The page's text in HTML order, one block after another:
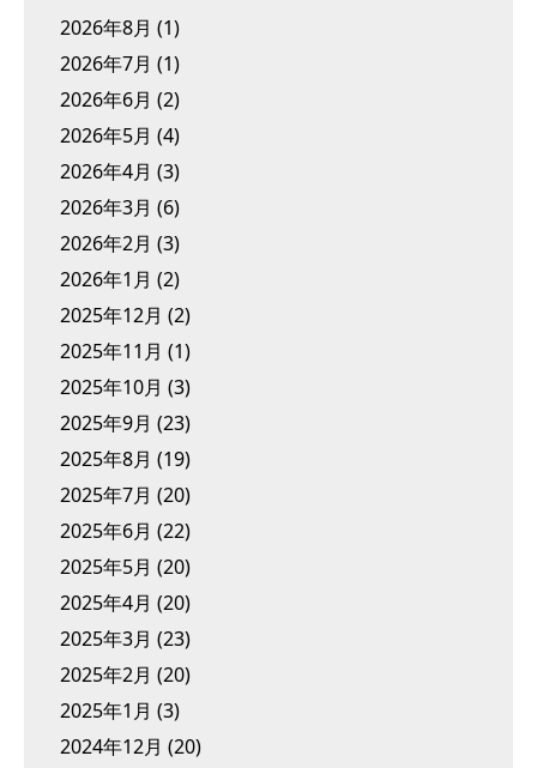
2026年8月 (1)
2026年7月 (1)
2026年6月 (2)
2026年5月 (4)
2026年4月 (3)
2026年3月 (6)
2026年2月 (3)
2026年1月 (2)
2025年12月 (2)
2025年11月 (1)
2025年10月 (3)
2025年9月 (23)
2025年8月 (19)
2025年7月 (20)
2025年6月 (22)
2025年5月 (20)
2025年4月 (20)
2025年3月 (23)
2025年2月 (20)
2025年1月 (3)
2024年12月 (20)